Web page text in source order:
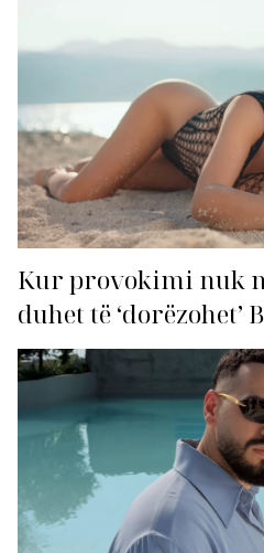
Kur provokimi nuk
duhet të ‘dorëzohet’